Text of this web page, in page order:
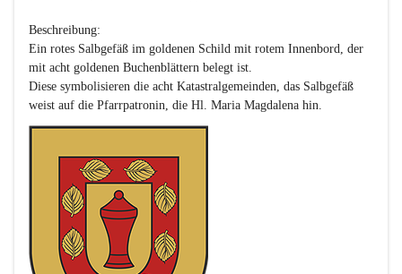
Beschreibung:
Ein rotes Salbgefäß im goldenen Schild mit rotem Innenbord, der
mit acht goldenen Buchenblättern belegt ist.
Diese symbolisieren die acht Katastralgemeinden, das Salbgefäß